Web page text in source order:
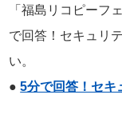
「福島リコピーフ
で回答！セキュリ
い。
●5分で回答！セキ